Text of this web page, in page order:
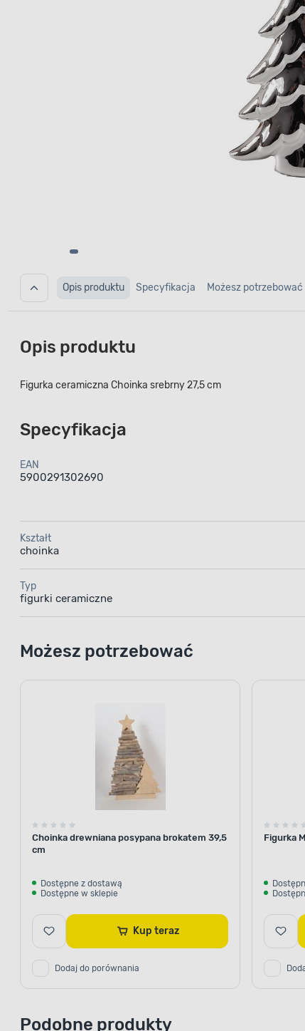
Opis produktu Specyfikacja Możesz potrzebować
Opis produktu
Figurka ceramiczna Choinka srebrny 27,5 cm
Specyfikacja
EAN
5900291302690
Kształt
choinka
Typ
figurki ceramiczne
Możesz potrzebować
Choinka drewniana posypana brokatem 39,5
cm
Dostępne z dostawą
Dostępne w sklepie
Kup teraz
Dodaj do porównania
Figurka
Podobne produkty